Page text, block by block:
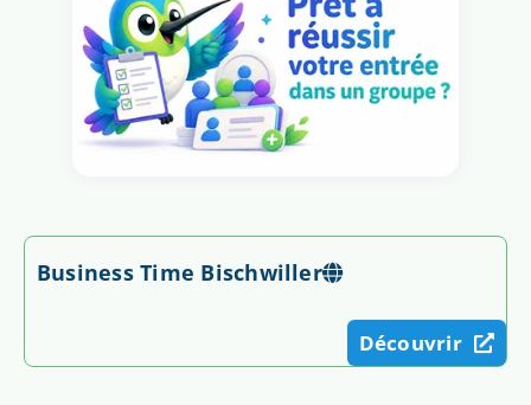
Business Time Bischwiller
Découvrir